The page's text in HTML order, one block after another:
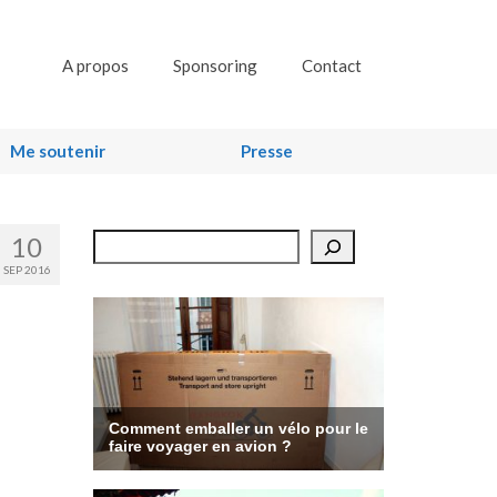
A propos Sponsoring Contact
Me soutenir Presse
10
SEP 2016